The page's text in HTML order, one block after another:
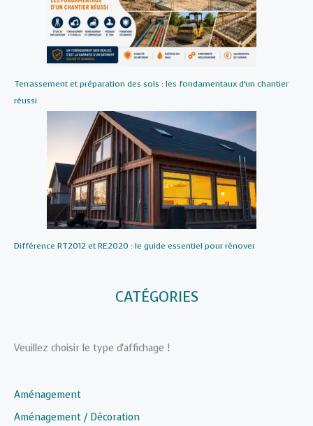
Terrassement et préparation des sols : les fondamentaux d’un chantier
réussi
Différence RT2012 et RE2020 : le guide essentiel pour rénover
CATÉGORIES
Veuillez choisir le type d'affichage !
Aménagement
Aménagement / Décoration